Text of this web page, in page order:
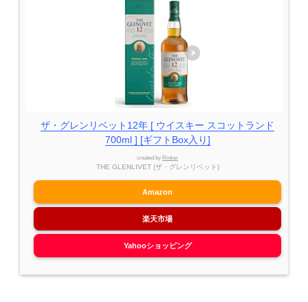
ザ・グレンリベット12年 [ ウイスキー スコットランド
700ml ] [ギフトBox入り]
created by Rinker
THE GLENLIVET (ザ・グレンリベット)
Amazon
楽天市場
Yahooショッピング